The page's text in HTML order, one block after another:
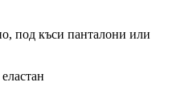
под къси панталони или